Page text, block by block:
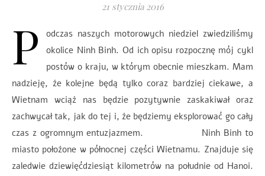
21 stycznia 2016
P
odczas naszych motorowych niedziel zwiedziliśmy
okolice Ninh Binh. Od ich opisu rozpocznę mój cykl
postów o kraju, w którym obecnie mieszkam. Mam
nadzieję, że kolejne będą tylko coraz bardziej ciekawe, a
Wietnam wciąż nas będzie pozytywnie zaskakiwał oraz
zachwycał tak, jak do tej i, że będziemy eksplorować go cały
czas z ogromnym entuzjazmem. Ninh Binh to
miasto położone w północnej części Wietnamu. Znajduje się
zaledwie dziewięćdziesiąt kilometrów na południe od Hanoi.